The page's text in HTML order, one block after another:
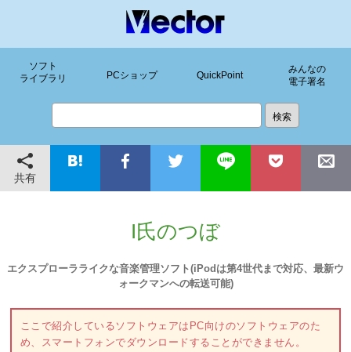
ソフト
ライブラリ
PCショップ QuickPoint
みんなの
電子署名
共有
I氏のつぼ
エクスプローラライクな音楽管理ソフト(iPodは第4世代まで対応、最新ウ
ォークマンへの転送可能)
ここで紹介しているソフトウェアはPC向けのソフトウェアのた
め、スマートフォンでダウンロードすることができません。